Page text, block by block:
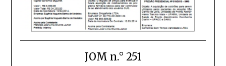
JOM n.° 251